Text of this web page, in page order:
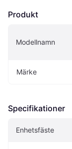
Produkt
Modellnamn
Märke
Specifikationer
Enhetsfäste